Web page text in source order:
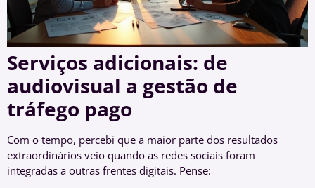
Serviços adicionais: de
audiovisual a gestão de
tráfego pago
Com o tempo, percebi que a maior parte dos resultados
extraordinários veio quando as redes sociais foram
integradas a outras frentes digitais. Pense: